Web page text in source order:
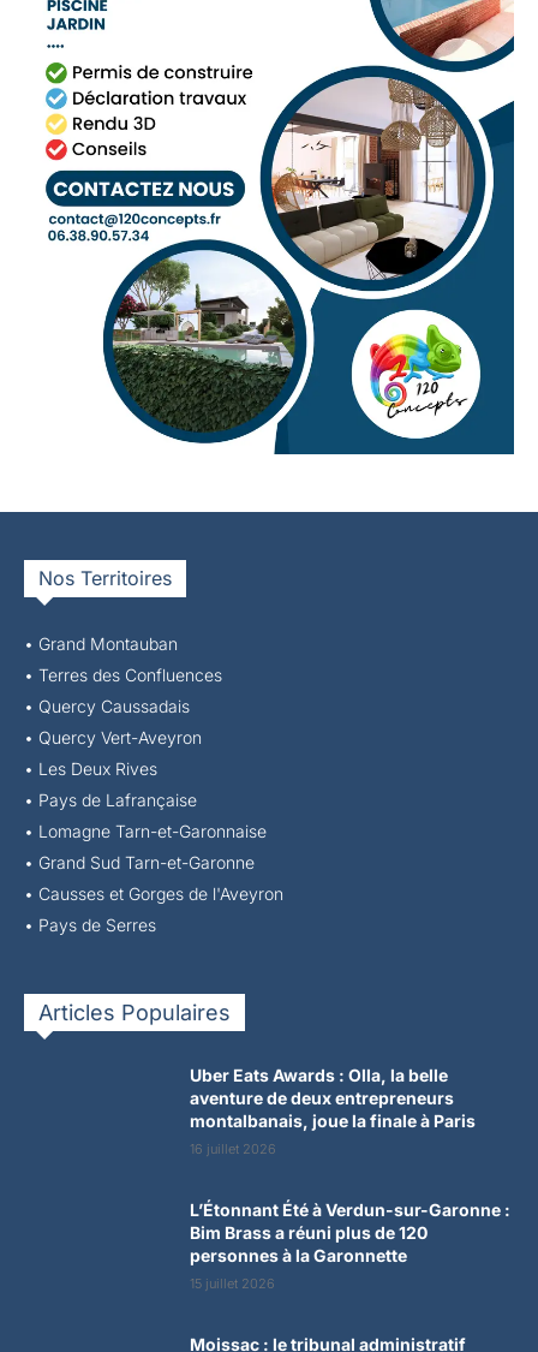
Nos Territoires
• Grand Montauban
• Terres des Confluences
• Quercy Caussadais
• Quercy Vert-Aveyron
• Les Deux Rives
• Pays de Lafrançaise
• Lomagne Tarn-et-Garonnaise
• Grand Sud Tarn-et-Garonne
• Causses et Gorges de l'Aveyron
• Pays de Serres
Articles Populaires
Uber Eats Awards : Olla, la belle
aventure de deux entrepreneurs
montalbanais, joue la finale à Paris
16 juillet 2026
L’Étonnant Été à Verdun-sur-Garonne :
Bim Brass a réuni plus de 120
personnes à la Garonnette
15 juillet 2026
Moissac : le tribunal administratif